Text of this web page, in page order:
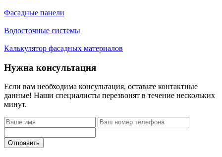
Фасадные панели
Водосточные системы
Калькулятор фасадных материалов
Нужна консультация
Если вам необходима консультация, оставьте контактные
данные! Наши специалисты перезвонят в течение нескольких
минут.
Отправить